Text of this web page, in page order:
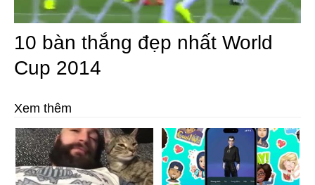
10 bàn thắng đẹp nhất World
Cup 2014
Xem thêm